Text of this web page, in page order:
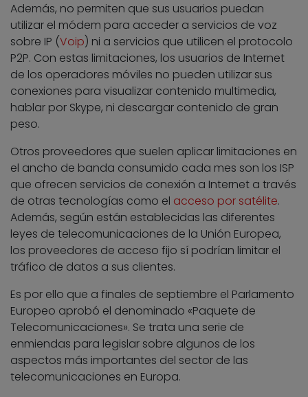
Además, no permiten que sus usuarios puedan
utilizar el módem para acceder a servicios de voz
sobre IP (Voip) ni a servicios que utilicen el protocolo
P2P. Con estas limitaciones, los usuarios de Internet
de los operadores móviles no pueden utilizar sus
conexiones para visualizar contenido multimedia,
hablar por Skype, ni descargar contenido de gran
peso.
Otros proveedores que suelen aplicar limitaciones en
el ancho de banda consumido cada mes son los ISP
que ofrecen servicios de conexión a Internet a través
de otras tecnologías como el acceso por satélite.
Además, según están establecidas las diferentes
leyes de telecomunicaciones de la Unión Europea,
los proveedores de acceso fijo sí podrían limitar el
tráfico de datos a sus clientes.
Es por ello que a finales de septiembre el Parlamento
Europeo aprobó el denominado «Paquete de
Telecomunicaciones». Se trata una serie de
enmiendas para legislar sobre algunos de los
aspectos más importantes del sector de las
telecomunicaciones en Europa.